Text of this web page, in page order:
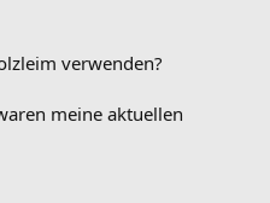
verwenden?
meine aktuellen